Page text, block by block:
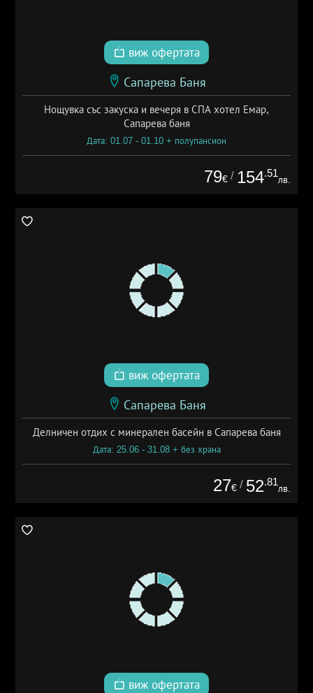
виж офертата
Сапарева Баня
Нощувка със закуска и вечеря в СПА хотел Емар,
Сапарева баня
Дата: 01.07 - 01.10 + полупансион
79€ / 154.51
лв.
виж офертата
Сапарева Баня
Делничен отдих с минерален басейн в Сапарева баня
Дата: 25.06 - 31.08 + без храна
27€ / 52.81
лв.
виж офертата